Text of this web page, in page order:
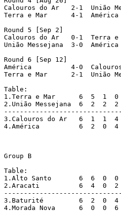
Calouros do Ar	 2-1  União Messejana
Terra e Mar	 4-1  América
Round 5 [Sep 2]
Calouros do Ar	 0-1  Terra e Mar
União Messejana	 3-0  América
Round 6 [Sep 12]
América		 4-0  Calouros do Ar
Terra e Mar	 2-1  União Messejana
Table:
1.Terra e Mar	   6  5  1  0  11- 3  16  Qualified
2.União Messejana  6  2  2
3.Calouros do Ar   6  1  1
4.América	   6  2  0  4   7-12   6
Group B
Table:
1.Alto Santo 	   6  6  0  0  22- 1  18  Qualified
2.Aracati  	   6  4  0  2  14- 4  12  Qualified
3.Baturité 	   6  2  0  4  10- 5   6
4.Morada Nova	   6  0  0  6   0-36   0